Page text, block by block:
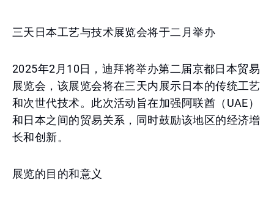
三天日本工艺与技术展览会将于二月举办
2025年2月10日，迪拜将举办第二届京都日本贸易
展览会，该展览会将在三天内展示日本的传统工艺
和次世代技术。此次活动旨在加强阿联酋（UAE）
和日本之间的贸易关系，同时鼓励该地区的经济增
长和创新。
展览的目的和意义